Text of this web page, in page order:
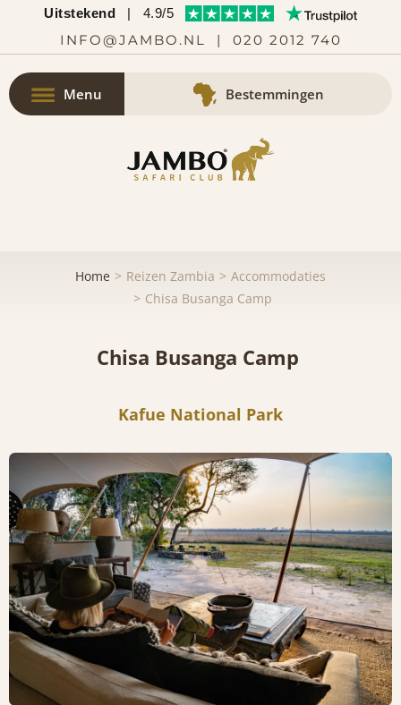
Uitstekend | 4.9/5
INFO@JAMBO.NL | 020 2012 740
Menu Bestemmingen
Home Reizen Zambia
Accommodaties
Chisa Busanga Camp
Chisa Busanga Camp
Kafue National Park